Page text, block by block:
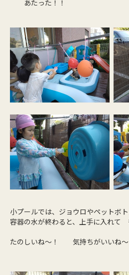
あたった！！
小プールでは、ジョウロやペットボ
容器の水が終わると、上手に入れて
たのしいね～！ 気持ちがいいね～